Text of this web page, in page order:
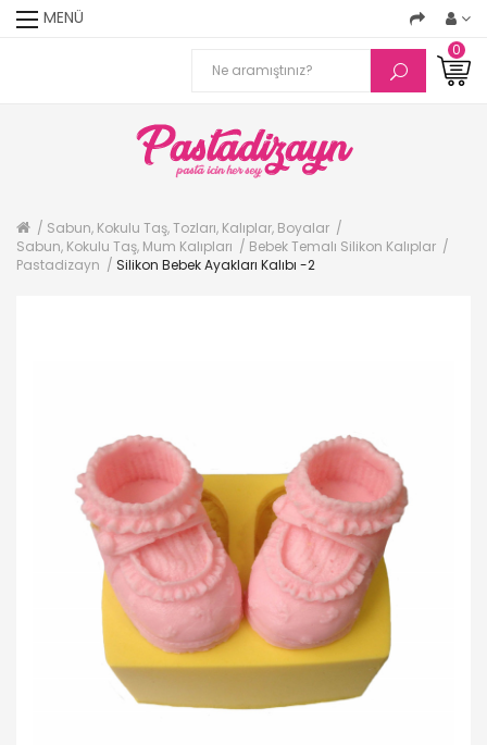
MENÜ
0
Sabun, Kokulu Taş, Tozları, Kalıplar, Boyalar
Sabun, Kokulu Taş, Mum Kalıpları
Bebek Temalı Silikon Kalıplar
Pastadizayn
Silikon Bebek Ayakları Kalıbı -2